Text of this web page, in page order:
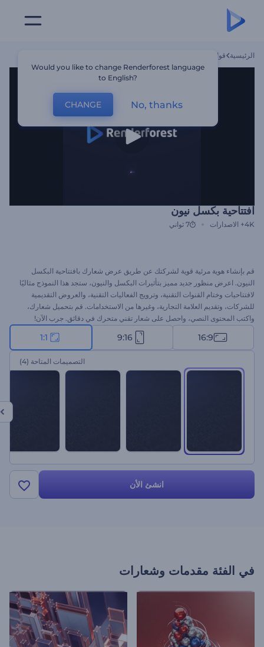
الرئيسية قوالب
افتتاحية بكسل نيون
4K+ الاصدارات 7 ثواني
قم بإنشاء هوية مرئية قوية لشركتك عن طريق عرض شعارك بافتتاحية البكسل
النيون. اعرض منظور جديد مميز بتأثيرات البكسل والنيون، ستجد هذا النموذج مثاليًا
لافتتاحيات وختام القنوات التقنية، وترويج الفعاليات التقنية، والعروض التقديمية
للشركات، وتقديم العلامة التجارية، وغيرها من الاستخدامات. قم بتحميل شعارك،
واكتب المحتوى النصي، واحصل على شعار تقني متحرك في دقائق. جرب الآن!
16:9
9:16
1:1
التصميمات المتاحة (4)
انشئ الأن
في الفئة مقدمات وشعارات
Would you like to change Renderforest language
to English?
CHANGE No, thanks